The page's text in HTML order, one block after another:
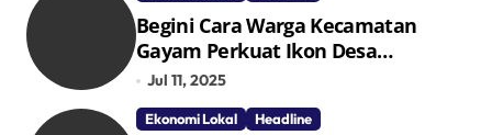
Begini Cara Warga Kecamatan
Gayam Perkuat Ikon Desa
Penggerak Ekonomi Lokal Melalui
Jul 11, 2025
Ekonomi Lokal Headline